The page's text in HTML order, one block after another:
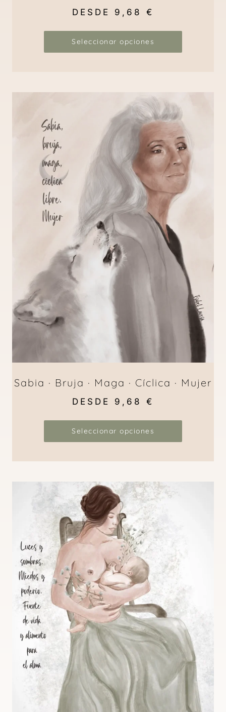
DESDE 9,68 €
Seleccionar opciones
Sabia · Bruja · Maga · Cíclica · Mujer
DESDE 9,68 €
Seleccionar opciones